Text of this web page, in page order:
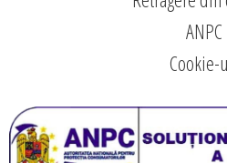
ANPC
Cookie-